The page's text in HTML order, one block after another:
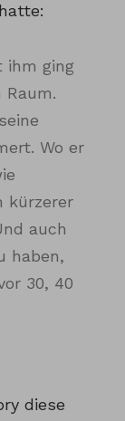
ihm ging
Wo er
kürzerer
auch
haben,
30, 40
diese